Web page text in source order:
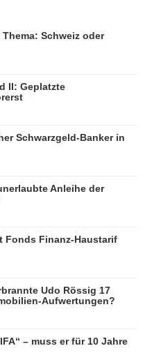
Schweiz oder
II: Geplatzte
Schwarzgeld-Banker in
Anleihe der
Fonds Finanz-Haustarif
Udo Rössig 17
Aufwertungen?
– muss er für 10 Jahre